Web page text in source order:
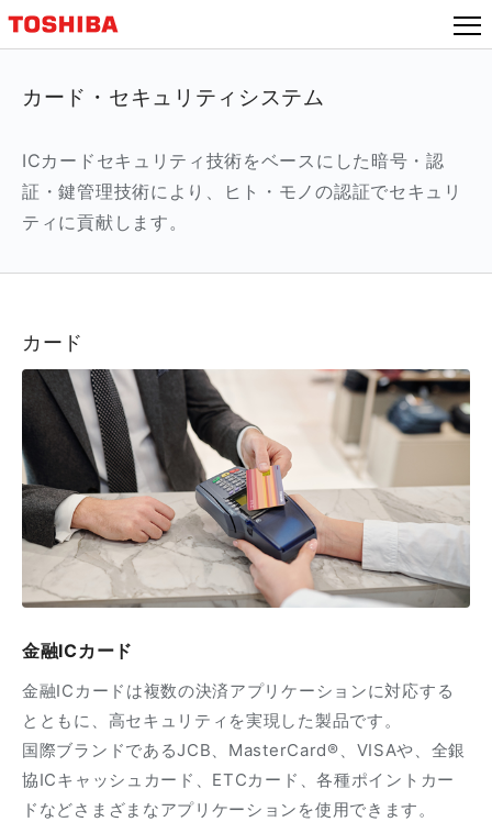
カード・セキュリティシステム
ICカードセキュリティ技術をベースにした暗号・認
証・鍵管理技術により、ヒト・モノの認証でセキュリ
ティに貢献します。
カード
金融ICカード
金融ICカードは複数の決済アプリケーションに対応する
とともに、高セキュリティを実現した製品です。
国際ブランドであるJCB、MasterCard®、VISAや、全銀
協ICキャッシュカード、ETCカード、各種ポイントカー
ドなどさまざまなアプリケーションを使用できます。